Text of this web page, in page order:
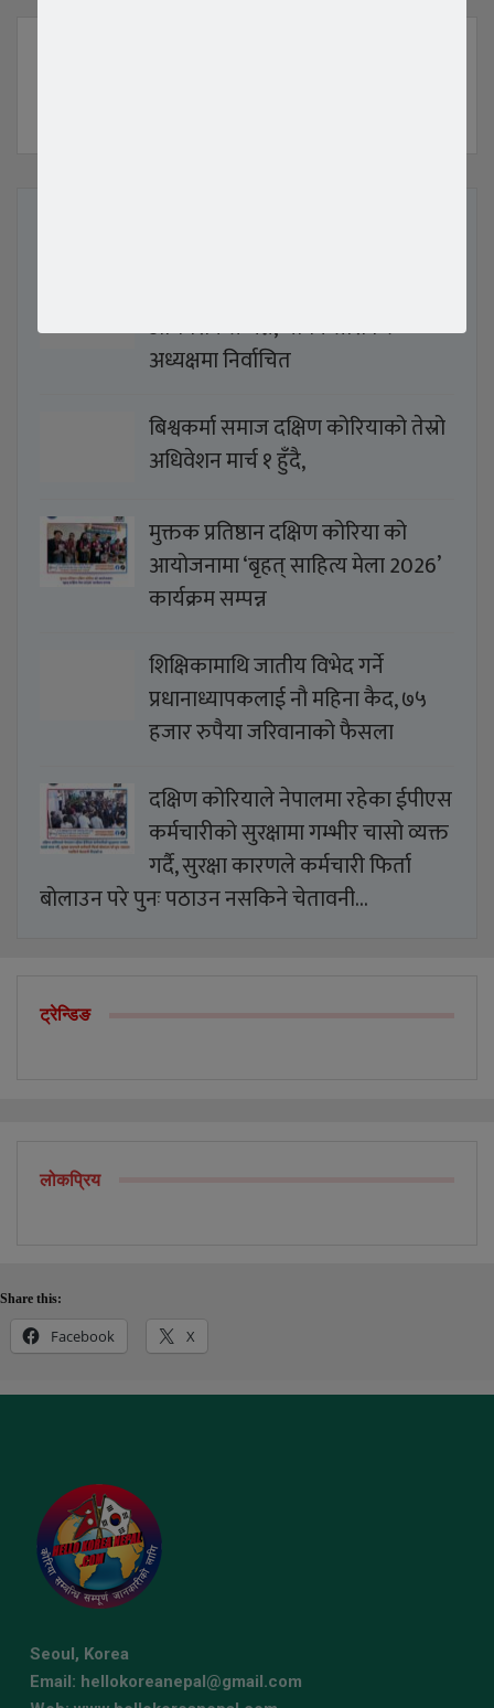
अधिवेशन सम्पन्न, जीवन साशंकर
अध्यक्षमा निर्वाचित
बिश्वकर्मा समाज दक्षिण कोरियाको तेस्रो
अधिवेशन मार्च १ हुँदै,
मुक्तक प्रतिष्ठान दक्षिण कोरिया को
आयोजनामा ‘बृहत् साहित्य मेला 2026’
कार्यक्रम सम्पन्न
शिक्षिकामाथि जातीय विभेद गर्ने
प्रधानाध्यापकलाई नौ महिना कैद, ७५
हजार रुपैया जरिवानाको फैसला
दक्षिण कोरियाले नेपालमा रहेका ईपीएस
कर्मचारीको सुरक्षामा गम्भीर चासो व्यक्त
गर्दै, सुरक्षा कारणले कर्मचारी फिर्ता
बोलाउन परे पुनः पठाउन नसकिने चेतावनी…
ट्रेन्डिङ
लोकप्रिय
Share this:
Facebook X
Seoul, Korea
Email: hellokoreanepal@gmail.com